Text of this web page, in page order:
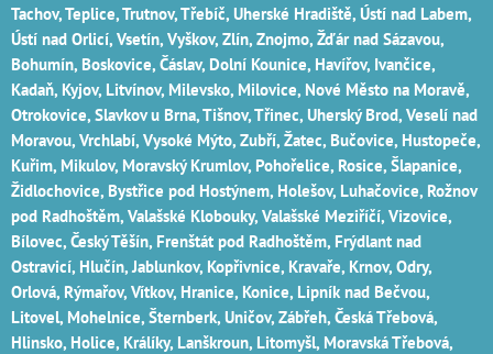
Tachov, Teplice, Trutnov‎, Třebíč, Uherské Hradiště, Ústí nad Labem‎,
Ústí nad Orlicí‎, Vsetín, Vyškov, Zlín, Znojmo, Žďár nad Sázavou,
Bohumín, Boskovice‎, Čáslav‎, Dolní Kounice‎, Havířov‎, Ivančice‎,
Kadaň, Kyjov, Litvínov‎, Milevsko‎, Milovice‎, Nové Město na Moravě‎,
Otrokovice‎‎, Slavkov u Brna‎, Tišnov‎, Třinec‎, Uherský Brod‎, Veselí nad
Moravou‎, Vrchlabí‎, Vysoké Mýto‎, Zubří‎, Žatec‎, Bučovice, Hustopeče,
Kuřim, Mikulov, Moravský Krumlov, Pohořelice, Rosice, Šlapanice,
Židlochovice, Bystřice pod Hostýnem, Holešov, Luhačovice, Rožnov
pod Radhoštěm, Valašské Klobouky, Valašské Meziříčí, Vizovice,
Bílovec, Český Těšín, Frenštát pod Radhoštěm, Frýdlant nad
Ostravicí, Hlučín, Jablunkov, Kopřivnice, Kravaře, Krnov, Odry,
Orlová, Rýmařov, Vítkov, Hranice, Konice, Lipník nad Bečvou,
Litovel, Mohelnice, Šternberk, Uničov, Zábřeh, Česká Třebová,
Hlinsko, Holice, Králíky, Lanškroun, Litomyšl, Moravská Třebová,